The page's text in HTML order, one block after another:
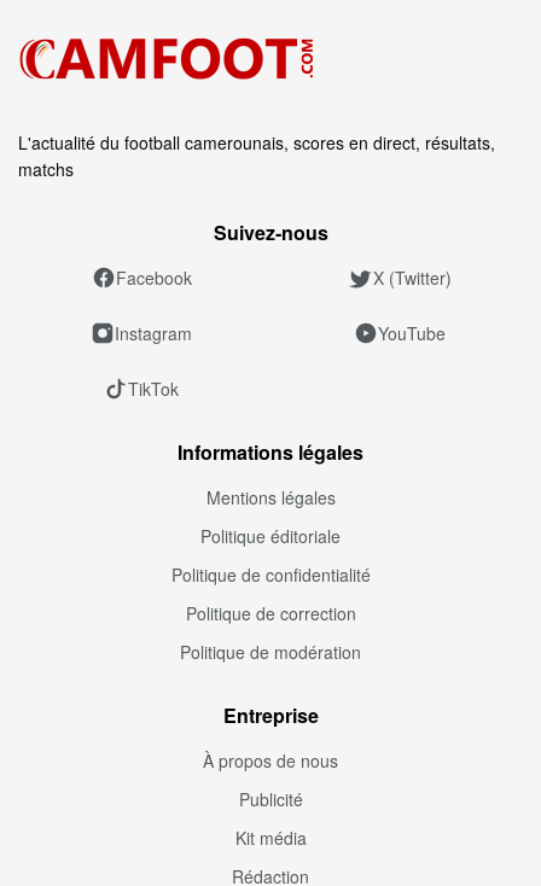
L'actualité du football camerounais, scores en direct, résultats,
matchs
Suivez‑nous
Facebook X (Twitter)
Instagram YouTube
TikTok
Informations légales
Mentions légales
Politique éditoriale
Politique de confidentialité
Politique de correction
Politique de modération
Entreprise
À propos de nous
Publicité
Kit média
Rédaction